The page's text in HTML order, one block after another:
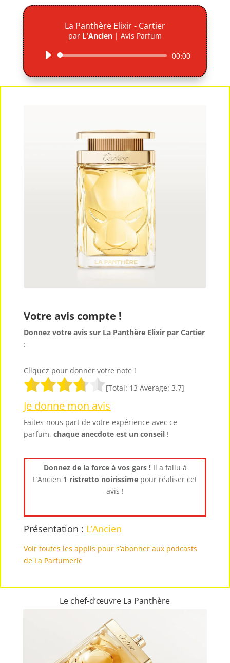
La Panthère Elixir - Cartier
par L'Ancien| Avis Parfum
Lecteur
00:00
Votre avis compte !
Donnez votre avis sur La Panthère Elixir par Cartier
:
Cliquez pour donner votre note !
[Total: 13 Average:3.7]
Je donne mon avis
Faites-nous part de votre expérience avec ce
parfum,chaque anecdote est unconseil !
Donnez de la force à vos gars !Il a fallu à
L’Ancien 1 ristretto noirissime pour réaliser cet
avis !
Présentation : L’Ancien
Voir toutes les applis pour s’abonner aux podcasts
de La Parfumerie
Le chef-d’œuvre La Panthère